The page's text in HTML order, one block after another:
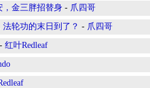
，金三胖招替身 - 爪四哥
轮功的末日到了？ - 爪四哥
- 红叶Redleaf